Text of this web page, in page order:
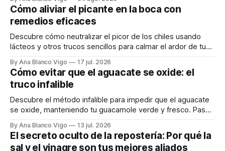
Cómo aliviar el picante en la boca con
remedios eficaces
Descubre cómo neutralizar el picor de los chiles usando
lácteos y otros trucos sencillos para calmar el ardor de tu
By Ana Blanco Vigo 17 jul. 2026
Cómo evitar que el aguacate se oxide: el
truco infalible
Descubre el método infalible para impedir que el aguacate
se oxide, manteniendo tu guacamole verde y fresco. Paso
By Ana Blanco Vigo 13 jul. 2026
El secreto oculto de la repostería: Por qué la
sal y el vinagre son tus mejores aliados